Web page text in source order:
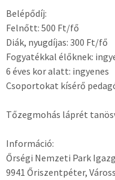
Belépődíj:
Felnőtt: 500 Ft/fő
Diák, nyugdíjas: 300 Ft/fő
Fogyatékkal élőknek:
6 éves kor alatt: ingyenes
Csoportokat kísérő
Tőzegmohás láprét
Információ:
Őrségi Nemzeti Park
9941 Őriszentpéter,